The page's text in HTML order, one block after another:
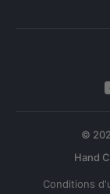
©
Conditions